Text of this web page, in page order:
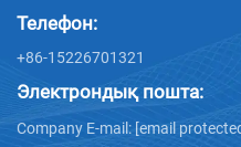
Телефон:
+86-15226701321
Электрондық пошта:
Company E-mail: [email